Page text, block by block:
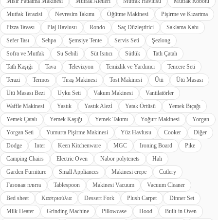
Mutfak Terazisi
Nevresim Takımı Öğütme Makinesi
Pişirme ve Kızartma
Pizza Tavası
Plaj Havlusu Rondo Saç Düzleştirici
Saklama Kabı
Sefer Tası
Sehpa Şemsiye Tente Servis Seti
Şezlong
Sofra ve Mutfak
Su Sebili Süt Isıtıcı Sütlük
Tatlı Çatalı
Tatlı Kaşığı
Tava Televizyon Temizlik ve Yardımcı
Tencere Seti
Terazi
Termos Tıraş Makinesi Tost Makinesi Ütü
Ütü Masası
Ütü Masası Bezi
Uyku Seti Vakum Makinesi
Vantilatörler
Waffle Makinesi
Yastık Yastık Alezİ Yatak Örtüsü
Yemek Bıçağı
Yemek Çatalı
Yemek Kaşığı Yemek Takımı Yoğurt Makinesi
Yorgan
Yorgan Seti
Yumurta Pişirme Makinesi Yüz Havlusu Cooker
Diğer
Dodge
Inter Keen Kitchenware MGC Ironing Board
Pike
Camping Chairs
Electric Oven Nabor polytenets
Halı
Garden Furniture
Small Appliances Makinesi crepe
Cutlery
Газовая плита
Tablespoon Makinesi Vacuum
Vacuum Cleaner
Bed sheet
Καστριούλια Dessert Fork Plush Carpet
Dinner Set
Milk Heater
Grinding Machine Pillowcase Hood
Built-in Oven